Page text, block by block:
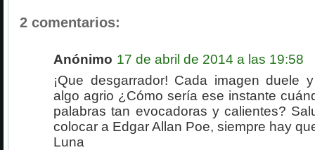
2 comentarios:
Anónimo 17 de abril de 2014 a las 19:58
¡Que desgarrador! Cada imagen duele
algo agrio ¿Cómo sería ese instante
palabras tan evocadoras y calientes?
colocar a Edgar Allan Poe, siempre hay
Luna